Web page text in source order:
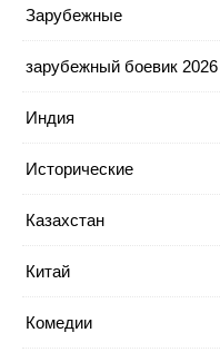
Зарубежные
зарубежный боевик 2026
Индия
Исторические
Казахстан
Китай
Комедии